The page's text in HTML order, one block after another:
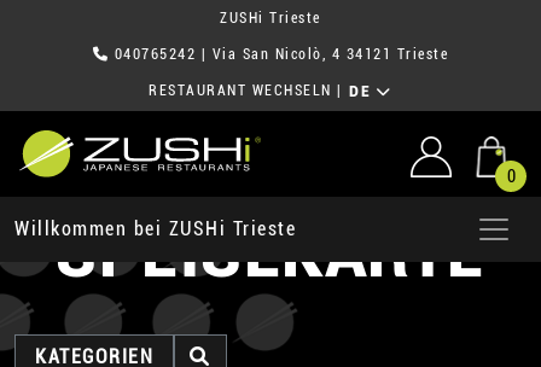
ZUSHi Trieste
040765242 | Via San Nicolò, 4 34121 Trieste
RESTAURANT WECHSELN DE
0
Willkommen bei ZUSHi Trieste
SPEISEKARTE
KATEGORIEN